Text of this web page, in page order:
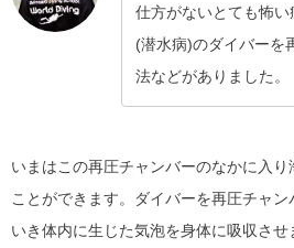
仕方がないとても怖
(潜水病)のダイバーを
法などがありました。
いまはこの再圧チャンバーのなかに入
ことができます。ダイバーを再圧チャ
いき体内に生じた気泡を身体に吸収さ